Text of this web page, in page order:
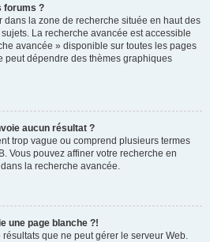
forums ?
dans la zone de recherche située en haut des
La recherche avancée est accessible
avancée » disponible sur toutes les pages
peut dépendre des thèmes graphiques
aucun résultat ?
trop vague ou comprend plusieurs termes
Vous pouvez affiner votre recherche en
la recherche avancée.
une page blanche ?!
que ne peut gérer le serveur Web.